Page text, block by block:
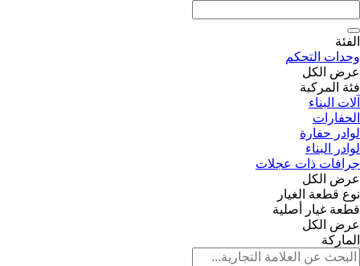
الفئة
وحدات التحكم
عرض الكل
فئة المركبة
آلات البناء
الحفارات
لوادر حفارة
لوادر البناء
جرافات ذات عجلات
عرض الكل
نوع قطعة الغيار
قطعة غيار أصلية
عرض الكل
الماركة